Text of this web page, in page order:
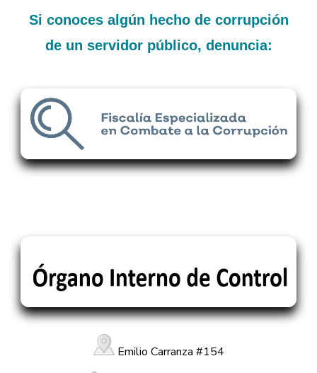
Si conoces algún hecho de corrupción
de un servidor público, denuncia:
Emilio Carranza #154